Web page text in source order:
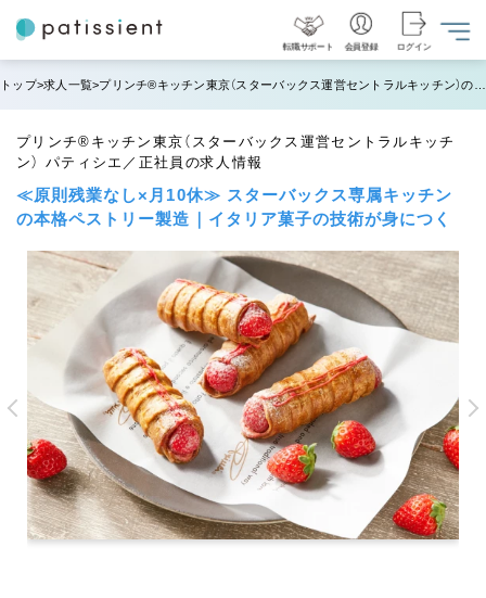
転職サポート 会員登録 ログイン
トップ 求人一覧
プリンチ®キッチン東京（スターバックス運営セントラルキッチ
ン） パティシエ／正社員の求人情報
≪原則残業なし×月10休≫ スターバックス専属キッチン
の本格ペストリー製造｜イタリア菓子の技術が身につく